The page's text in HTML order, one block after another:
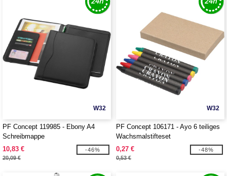
W32
PF Concept 119985 - Ebony A4
Schreibmappe
10,83 €
20,09 €
-46%
W32
PF Concept 106171 - Ayo 6 teiliges
Wachsmalstifteset
0,27 €
0,53 €
-48%